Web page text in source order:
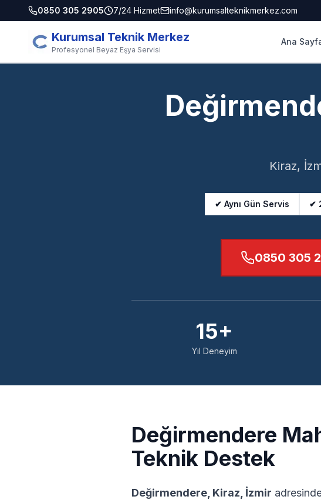
0850 305 2905 7/24 Hizmet info@kurumsalteknikmerkez.com
Kurumsal Teknik Merkez
Profesyonel Beyaz Eşya Servisi
Ana
Kiraz,
✔ Aynı Gün Servis ✔
0850 305
15+
Yıl Deneyim
Değirmendere
Teknik Destek
Değirmendere Kiraz İzmir